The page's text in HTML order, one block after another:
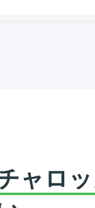
ャロ